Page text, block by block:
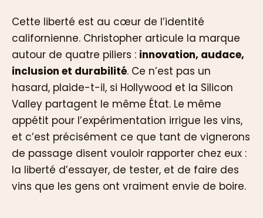
Cette liberté est au cœur de l’identité
californienne. Christopher articule la marque
autour de quatre piliers : innovation, audace,
inclusion et durabilité. Ce n’est pas un
hasard, plaide-t-il, si Hollywood et la Silicon
Valley partagent le même État. Le même
appétit pour l’expérimentation irrigue les vins,
et c’est précisément ce que tant de vignerons
de passage disent vouloir rapporter chez eux :
la liberté d’essayer, de tester, et de faire des
vins que les gens ont vraiment envie de boire.